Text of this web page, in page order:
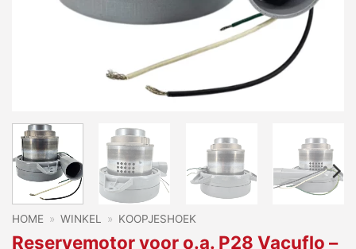
HOME » WINKEL » KOOPJESHOEK
Reservemotor voor o.a. P28 Vacuflo –